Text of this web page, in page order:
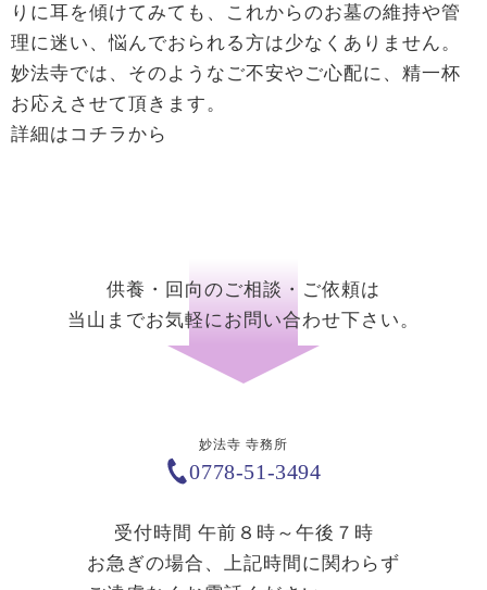
りに耳を傾けてみても、これからのお墓の維持や管
理に迷い、悩んでおられる方は少なくありません。
妙法寺では、そのようなご不安やご心配に、精一杯
お応えさせて頂きます。
詳細はコチラから
供養・回向のご相談・ご依頼は
当山までお気軽にお問い合わせ下さい。
妙法寺 寺務所
0778-51-3494
受付時間 午前８時～午後７時
お急ぎの場合、上記時間に関わらず